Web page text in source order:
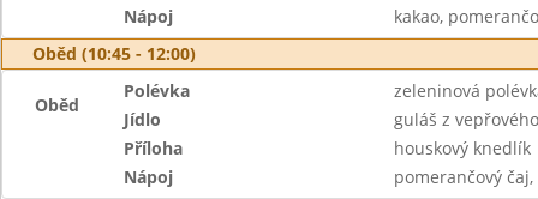
Nápoj
kakao,
Oběd (10:45 - 12:00)
Oběd
Polévka
zeleninová
Jídlo
guláš z
Příloha
houskový knedlík
Nápoj
pomerančový čaj,